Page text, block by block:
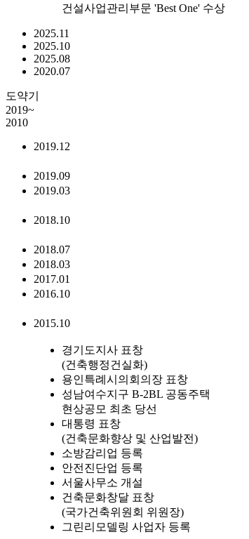
건설사업관리부문 'Best One' 수상
2025.11
2025.10
2025.08
2020.07
도약기
2019~
2010
2019.12
2019.09
2019.03
2018.10
2018.07
2018.03
2017.01
2016.10
2015.10
경기도지사 표창
(건축행정건실화)
용인특례시의회의장 표창
성남여수지구 B-2BL 공동주택
현상공모 최초 당선
대통령 표창
(건축문화향상 및 산업발전)
소방감리업 등록
안전진단업 등록
서울사무소 개설
건축문화창달 표창
(국가건축위원회 위원장)
그린리모델링 사업자 등록